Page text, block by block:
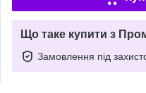
Що таке купити з
Замовлення під